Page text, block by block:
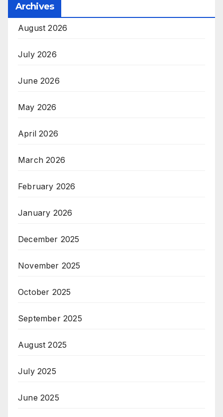
Archives
August 2026
July 2026
June 2026
May 2026
April 2026
March 2026
February 2026
January 2026
December 2025
November 2025
October 2025
September 2025
August 2025
July 2025
June 2025